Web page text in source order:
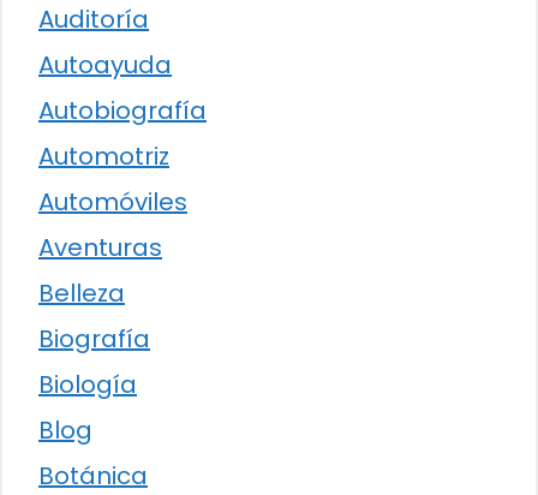
Auditoría
Autoayuda
Autobiografía
Automotriz
Automóviles
Aventuras
Belleza
Biografía
Biología
Blog
Botánica